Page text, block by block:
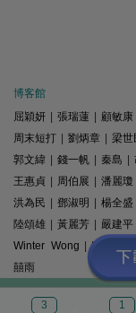
3 1
博客館
屈穎妍 | 張瑞蓮 | 顧敏康
周末短打 | 劉炳章 | 梁世
郭文緯 | 錢一帆 | 秦島 |
王惠貞 | 周伯展 | 潘麗瓊
洪為民 | 鄧淑明 | 楊全盛
陸頌雄 | 黃麗芳 | 嚴建平
Winter Wong | K2
囍雨